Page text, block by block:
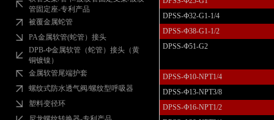
管固定座-专利产品
被覆金属蛇管
PA金属软管(蛇管）接头
DPB-Ф金属软管（蛇管）接头（黄
铜镀镍）
金属软管尾端护套
螺纹式防水透气阀/螺纹型呼吸器
塑料变径环
DPSS-Ф32-G1-1/4
DPSS-Ф38-G1-1/2
DPSS-Ф51-G2
DPSS-Ф10-NPT1/4
DPSS-Ф13-NPT3/8
DPSS-Ф16-NPT1/2